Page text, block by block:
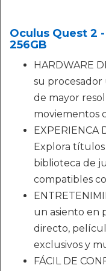
Oculus Quest 2
256GB
HARDWARE
su
de mayor
moviementos
EXPERIENCA
Explora títulos
biblioteca de
compatibles
un asiento en
directo,
exclusivos y
FÁCIL DE